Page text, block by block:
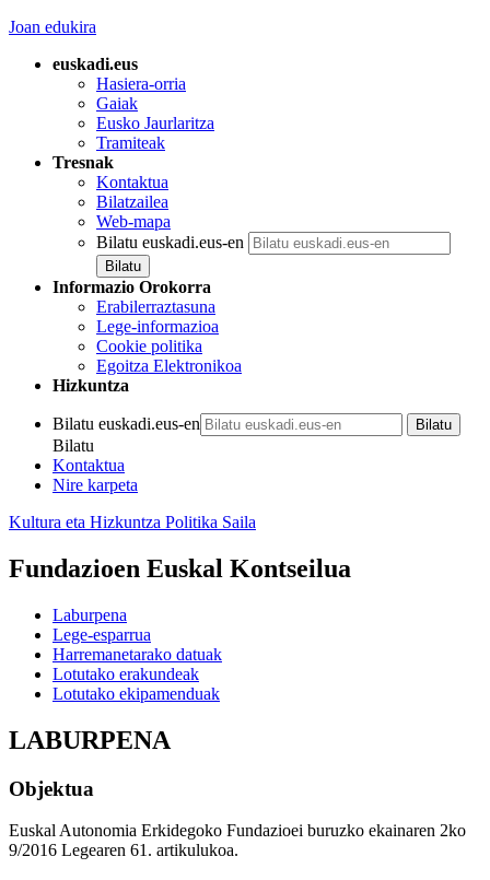
Joan edukira
euskadi.eus
Hasiera-orria
Gaiak
Eusko Jaurlaritza
Tramiteak
Tresnak
Kontaktua
Bilatzailea
Web-mapa
Bilatu euskadi.eus-en
Informazio Orokorra
Erabilerraztasuna
Lege-informazioa
Cookie politika
Egoitza Elektronikoa
Hizkuntza
Bilatu euskadi.eus-en
Bilatu
Kontaktua
Nire karpeta
Kultura eta Hizkuntza Politika Saila
Fundazioen Euskal Kontseilua
Laburpena
Lege-esparrua
Harremanetarako datuak
Lotutako erakundeak
Lotutako ekipamenduak
LABURPENA
Objektua
Euskal Autonomia Erkidegoko Fundazioei buruzko ekainaren 2ko
9/2016 Legearen 61. artikulukoa.